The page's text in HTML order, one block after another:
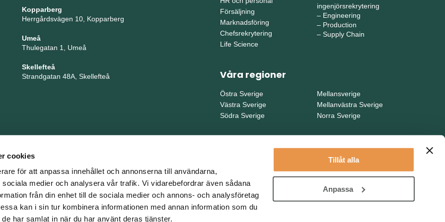
cookies
för att anpassa innehållet och annonserna till användarna,
medier och analysera vår trafik. Vi vidarebefordrar även sådana
från din enhet till de sociala medier och annons- och analysföretag
kan i sin tur kombinera informationen med annan information som du
har samlat in när du har använt deras tjänster.
Tillåt alla
Anpassa
Kopparberg
Herrgårdsvägen 10, Kopparberg
Umeå
Thulegatan 1, Umeå
Skellefteå
Strandgatan 48A, Skellefteå
Försäljning
Marknadsföring
Chefsrekrytering
Life Science
ingenjörsrekrytering
– Engineering
– Production
– Supply Chain
Våra regioner
Östra Sverige
Västra Sverige
Södra Sverige
Mellansverige
Mellanvästra Sverige
Norra Sverige
TNG är en del i företagsgruppen Key People Group